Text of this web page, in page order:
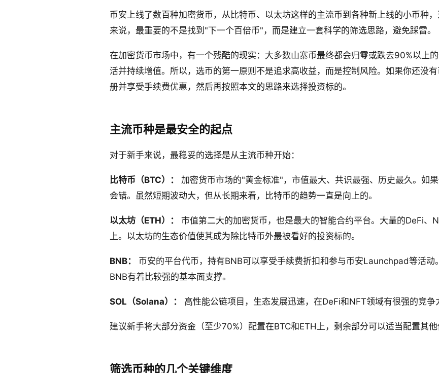
币安上线了数百种加密货币，从比特币、以太坊这样的主流币到各种新上线的小币种
来说，最重要的不是找到"下一个百倍币"，而是建立一套科学的筛选思路，避免踩雷。
在加密货币市场中，有一个残酷的现实：大多数山寨币最终都会归零或跌去90%以上
活并持续增值。所以，选币的第一原则不是追求高收益，而是控制风险。如果你还没
册并享受手续费优惠，然后再按照本文的思路来选择投资标的。
主流币种是最安全的起点
对于新手来说，最稳妥的选择是从主流币种开始：
比特币（BTC）：
加密货币市场的"黄金标准"，市值最大、共识最强、历史最久。如
会错。虽然短期波动大，但从长期来看，比特币的趋势一直是向上的。
以太坊（ETH）：
市值第二大的加密货币，也是最大的智能合约平台。大量的DeFi、
上。以太坊的生态价值使其成为除比特币外最被看好的投资标的。
BNB：
币安的平台代币，持有BNB可以享受手续费折扣和参与币安Launchpad等活动
BNB有着比较强的基本面支撑。
SOL（Solana）： 高性能公链项目，生态发展迅速，在DeFi和NFT领域有很强的竞争
建议新手将大部分资金（至少70%）配置在BTC和ETH上，剩余部分可以适当配置其他
筛选币种的几个关键维度